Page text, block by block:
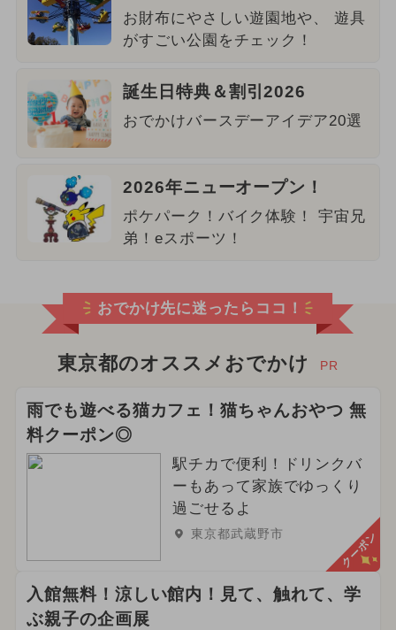
お財布にやさしい遊園地や、 遊具
がすごい公園をチェック！
誕生日特典＆割引2026
おでかけバースデーアイデア20選
2026年ニューオープン！
ポケパーク！バイク体験！ 宇宙兄
弟！eスポーツ！
おでかけ先に迷ったらココ！
東京都のオススメおでかけ PR
雨でも遊べる猫カフェ！猫ちゃんおやつ 無
料クーポン◎
駅チカで便利！ドリンクバ
ーもあって家族でゆっくり
過ごせるよ
東京都武蔵野市 クーポン
入館無料！涼しい館内！見て、触れて、学
ぶ親子の企画展